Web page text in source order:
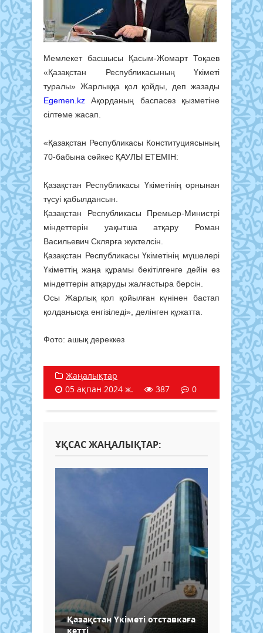
Мемлекет басшысы Қасым-Жомарт Тоқаев
«Қазақстан Республикасының Үкіметі
туралы» Жарлыққа қол қойды, деп жазады
Egemen.kz Ақорданың баспасөз қызметіне
сілтеме жасап.
«Қазақстан Республикасы Конституциясының
70-бабына сәйкес ҚАУЛЫ ЕТЕМІН:
Қазақстан Республикасы Үкіметінің орнынан
түсуі қабылдансын.
Қазақстан Республикасы Премьер-Министрі
міндеттерін уақытша атқару Роман
Васильевич Склярға жүктелсін.
Қазақстан Республикасы Үкіметінің мүшелері
Үкіметтің жаңа құрамы бекітілгенге дейін өз
міндеттерін атқаруды жалғастыра берсін.
Осы Жарлық қол қойылған күнінен бастап
қолданысқа енгізіледі», делінген құжатта.
Фото: ашық дереккөз
Жаңалықтар
05 ақпан 2024 ж.
387 0
ҰҚСАС ЖАҢАЛЫҚТАР:
Қазақстан Үкіметі отставкаға
кетті